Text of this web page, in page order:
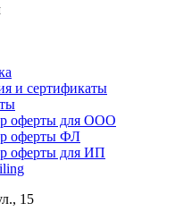
и сертификаты
оферты для ООО
оферты ФЛ
оферты для ИП
15